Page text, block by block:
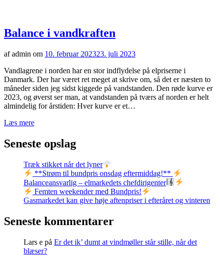
Balance i vandkraften
af admin om 10. februar 202323. juli 2023
Vandlagrene i norden har en stor indflydelse på elpriserne i
Danmark. Der har været ret meget at skrive om, så det er næsten to
måneder siden jeg sidst kiggede på vandstanden. Den røde kurve er
2023, og øverst ser man, at vandstanden på tværs af norden er helt
almindelig for årstiden: Hver kurve er et…
Læs mere
Seneste opslag
Træk stikket når det lyner
**Strøm til bundpris onsdag eftermiddag!**
Balanceansvarlig – elmarkedets chefdirigenter
Femten weekender med Bundpris!
Gasmarkedet kan give høje aftenpriser i efteråret og vinteren
Seneste kommentarer
Lars e på Er det ik’ dumt at vindmøller står stille, når det
blæser?